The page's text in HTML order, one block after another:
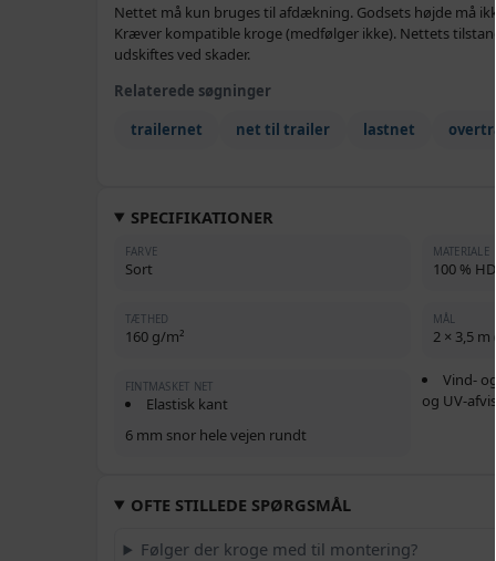
Nettet må kun bruges til afdækning. Godsets højde må
Kræver kompatible kroge (medfølger ikke). Nettets
udskiftes ved skader.
Relaterede søgninger
trailernet
net til trailer lastnet
SPECIFIKATIONER
FARVE
Sort
MATERIALE
100 %
TÆTHED
160 g/m²
MÅL
2 × 3,5 m
FINTMASKET NET
Elastisk kant
6 mm snor hele vejen rundt
Vind-
og
OFTE STILLEDE SPØRGSMÅL
Følger der kroge med til montering?